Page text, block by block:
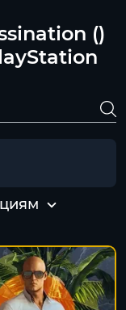
()